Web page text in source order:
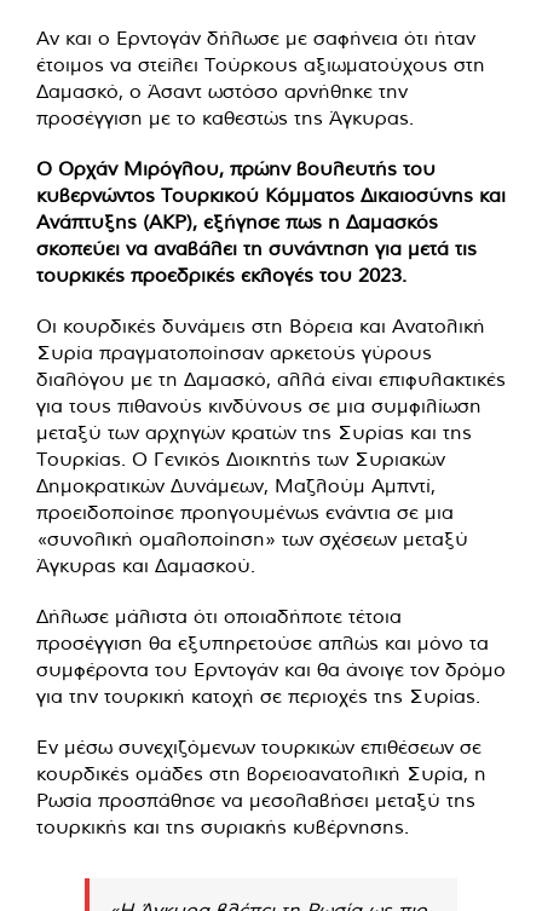
Αν και ο Ερντογάν δήλωσε με σαφήνεια ότι ήταν
έτοιμος να στείλει Τούρκους αξιωματούχους στη
Δαμασκό, ο Άσαντ ωστόσο αρνήθηκε την
προσέγγιση με το καθεστώς της Άγκυρας.
Ο Ορχάν Μιρόγλου, πρώην βουλευτής του
κυβερνώντος Τουρκικού Κόμματος Δικαιοσύνης και
Ανάπτυξης (AKP), εξήγησε πως η Δαμασκός
σκοπεύει να αναβάλει τη συνάντηση για μετά τις
τουρκικές προεδρικές εκλογές του 2023.
Οι κουρδικές δυνάμεις στη Βόρεια και Ανατολική
Συρία πραγματοποίησαν αρκετούς γύρους
διαλόγου με τη Δαμασκό, αλλά είναι επιφυλακτικές
για τους πιθανούς κινδύνους σε μια συμφιλίωση
μεταξύ των αρχηγών κρατών της Συρίας και της
Τουρκίας. Ο Γενικός Διοικητής των Συριακών
Δημοκρατικών Δυνάμεων, Μαζλούμ Αμπντί,
προειδοποίησε προηγουμένως ενάντια σε μια
«συνολική ομαλοποίηση» των σχέσεων μεταξύ
Άγκυρας και Δαμασκού.
Δήλωσε μάλιστα ότι οποιαδήποτε τέτοια
προσέγγιση θα εξυπηρετούσε απλώς και μόνο τα
συμφέροντα του Ερντογάν και θα άνοιγε τον δρόμο
για την τουρκική κατοχή σε περιοχές της Συρίας.
Εν μέσω συνεχιζόμενων τουρκικών επιθέσεων σε
κουρδικές ομάδες στη βορειοανατολική Συρία, η
Ρωσία προσπάθησε να μεσολαβήσει μεταξύ της
τουρκικής και της συριακής κυβέρνησης.